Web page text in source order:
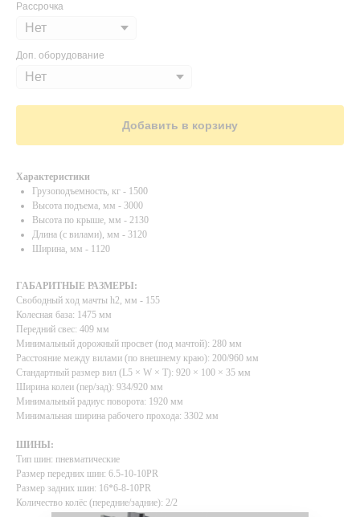
Рассрочка
Доп. оборудование
Добавить в корзину
Характеристики
Грузоподъемность, кг - 1500
Высота подъема, мм - 3000
Высота по крыше, мм - 2130
Длина (с вилами), мм - 3120
Ширина, мм - 1120
ГАБАРИТНЫЕ РАЗМЕРЫ:
Свободный ход мачты h2, мм - 155
Колесная база: 1475 мм
Передний свес: 409 мм
Минимальный дорожный просвет (под мачтой): 280 мм
Расстояние между вилами (по внешнему краю): 200/960 мм
Стандартный размер вил (L5 × W × T): 920 × 100 × 35 мм
Ширина колеи (пер/зад): 934/920 мм
Минимальный радиус поворота: 1920 мм
Минимальная ширина рабочего прохода: 3302 мм
ШИНЫ:
Тип шин: пневматические
Размер передних шин: 6.5-10-10PR
Размер задних шин: 16*6-8-10PR
Количество колёс (передние/задние): 2/2